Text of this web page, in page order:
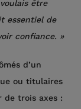
être
essentiel de
confiance. »
d’un
ou titulaires
de trois axes :